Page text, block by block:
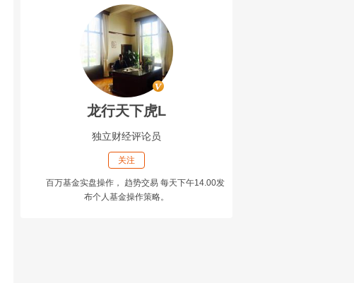
龙行天下虎L
独立财经评论员
关注
百万基金实盘操作， 趋势交易 每天下午14.00发
布个人基金操作策略。